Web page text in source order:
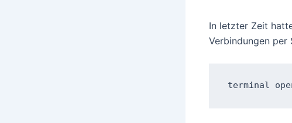
In letzter Zeit
Verbindungen per
terminal